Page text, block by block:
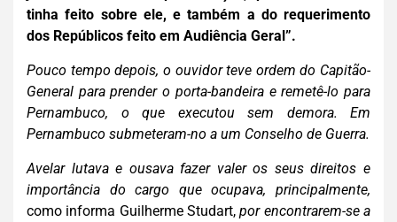
tinha feito sobre ele, e também a do requerimento
dos Repúblicos feito em Audiência Geral”.
Pouco tempo depois, o ouvidor teve ordem do Capitão-
General para prender o porta-bandeira e remetê-lo para
Pernambuco, o que executou sem demora. Em
Pernambuco submeteram-no a um Conselho de Guerra.
Avelar lutava e ousava fazer valer os seus direitos e
importância do cargo que ocupava, principalmente,
como informa Guilherme Studart,por encontrarem-se a